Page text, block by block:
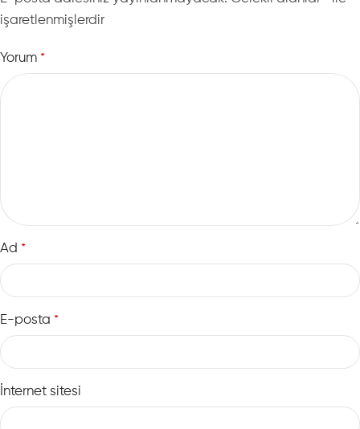
işaretlenmişlerdir
Yorum *
Ad *
E-posta *
İnternet sitesi